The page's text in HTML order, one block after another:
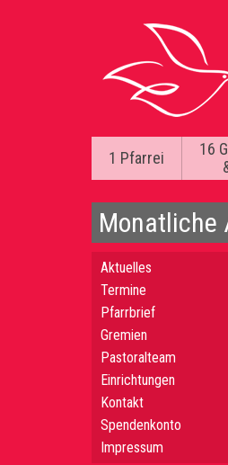
1 Pfarrei
16
Monatliche
Aktuelles
Termine
Pfarrbrief
Gremien
Pastoralteam
Einrichtungen
Kontakt
Spendenkonto
Impressum